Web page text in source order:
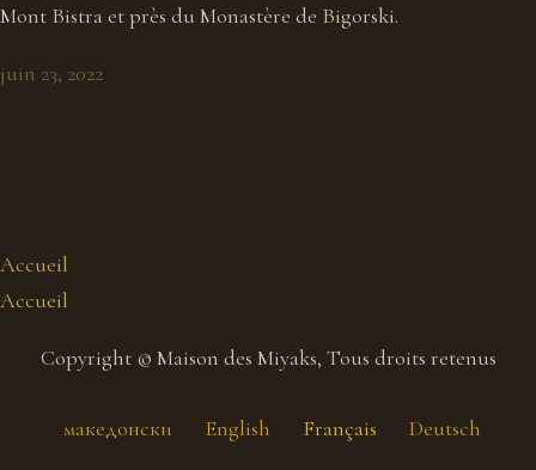
Mont Bistra et près du Monastère de Bigorski.
juin 23, 2022
Accueil
Accueil
Copyright © Maison des Miyaks, Tous droits retenus
македонски English Français Deutsch